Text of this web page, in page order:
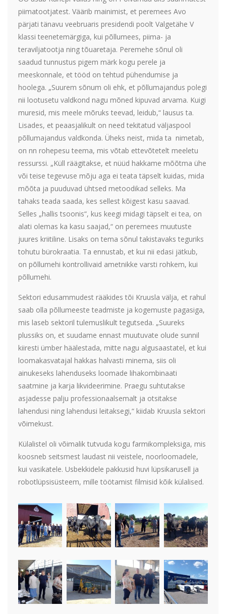
piimatootjatest. Väärib mainimist, et peremees Avo
pärjati tänavu veebruaris presidendi poolt Valgetähe V
klassi teenetemärgiga, kui põllumees, piima- ja
teraviljatootja ning tõuaretaja. Peremehe sõnul oli
saadud tunnustus pigem märk kogu perele ja
meeskonnale, et tööd on tehtud pühendumise ja
hoolega. „Suurem sõnum oli ehk, et põllumajandus polegi
nii lootusetu valdkond nagu mõned kipuvad arvama. Kuigi
muresid, mis meele mõruks teevad, leidub,“ lausus ta.
Lisades, et peaasjalikult on need tekitatud väljaspool
põllumajandus valdkonda. Üheks neist, mida ta nimetab,
on nn rohepesu teema, mis võtab ettevõtetelt meeletu
ressurssi. „Küll räägitakse, et nüüd hakkame mõõtma ühe
või teise tegevuse mõju aga ei teata täpselt kuidas, mida
mõõta ja puuduvad ühtsed metoodikad selleks. Ma
tahaks teada saada, kes sellest kõigest kasu saavad.
Selles „hallis tsoonis“, kus keegi midagi täpselt ei tea, on
alati olemas ka kasu saajad,“ on peremees muutuste
juures kriitiline. Lisaks on tema sõnul takistavaks teguriks
tohutu bürokraatia. Ta ennustab, et kui nii edasi jätkub,
on põllumehi kontrollivaid ametnikke varsti rohkem, kui
põllumehi.
Sektori edusammudest rääkides tõi Kruusla välja, et rahul
saab olla põllumeeste teadmiste ja kogemuste pagasiga,
mis laseb sektoril tulemuslikult tegutseda. „Suureks
plussiks on, et suudame ennast muutuvate olude sunnil
kiiresti ümber häälestada, mitte nagu algusaastatel, et kui
loomakasvatajal hakkas halvasti minema, siis oli
ainukeseks lahenduseks loomade lihakombinaati
saatmine ja karja likvideerimine. Praegu suhtutakse
asjadesse palju professionaalsemalt ja otsitakse
lahendusi ning lahendusi leitaksegi,“ kiidab Kruusla sektori
võimekust.
Külalistel oli võimalik tutvuda kogu farmikompleksiga, mis
koosneb seitsmest laudast nii veistele, noorloomadele,
kui vasikatele. Usbekkidele pakkusid huvi lüpsikarusell ja
robotlüpsisüsteem, mille töötamist filmisid kõik külalised.